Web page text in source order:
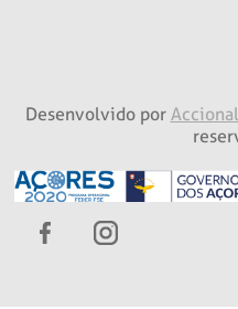
Desenvolvido por Accional